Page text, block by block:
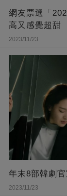
網友票選「
高又感覺超甜
2023/11/23
年末8部韓劇
2023/11/23